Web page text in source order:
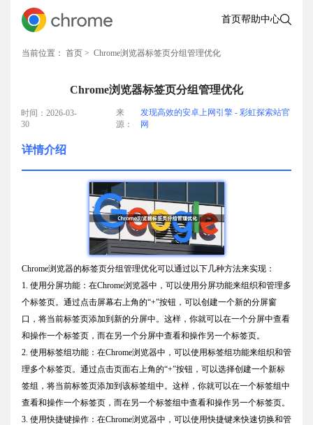
首页帮助中心
当前位置： 首页 > Chrome浏览器标签页分组管理优化
Chrome浏览器标签页分组管理优化
时间：2026-03-
30
来
源：
发现高效的安卓上网引擎 - 彩虹探索站官
网
详情介绍
Chrome浏览器的标签页分组管理优化可以通过以下几种方法来实现：
1. 使用分屏功能：在Chrome浏览器中，可以使用分屏功能来组织和管理多
个标签页。通过点击屏幕右上角的“+”按钮，可以创建一个新的分屏窗
口，将当前标签页添加到新的分屏中。这样，你就可以在一个分屏中查看
和操作一个标签页，而在另一个分屏中查看和操作另一个标签页。
2. 使用标签组功能：在Chrome浏览器中，可以使用标签组功能来组织和管
理多个标签页。通过点击页面右上角的“+”按钮，可以选择创建一个新标
签组，将当前标签页添加到该标签组中。这样，你就可以在一个标签组中
查看和操作一个标签页，而在另一个标签组中查看和操作另一个标签页。
3. 使用快捷键操作：在Chrome浏览器中，可以使用快捷键来快速切换和管